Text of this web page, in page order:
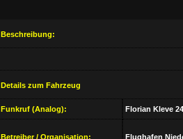
Beschreibung:
Details zum Fahrzeug
Funkruf (Analog): Florian Kleve
Betreiber / Organisation: Flughafen